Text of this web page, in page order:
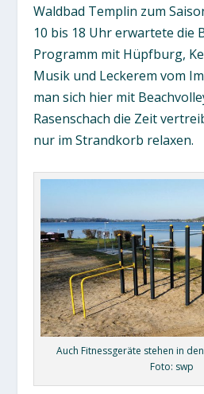
Waldbad Templin zum
10 bis 18 Uhr erwartete die
Programm mit Hüpfburg,
Musik und Leckerem vom
man sich hier mit
Rasenschach die Zeit
nur im Strandkorb relaxen.
Auch Fitnessgeräte stehen in
Foto: swp